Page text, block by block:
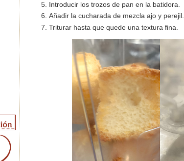
Introducir los trozos de pan en la batidora.
Añadir la cucharada de mezcla ajo y perejil.
Triturar hasta que quede una textura fina.